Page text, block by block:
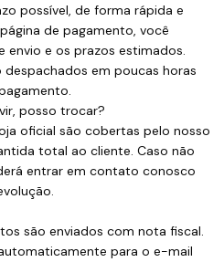
possível, de forma rápida e
de pagamento, você
envio e os prazos estimados.
despachados em poucas horas
posso trocar?
oficial são cobertas pelo nosso
total ao cliente. Caso não
entrar em contato conosco
são enviados com nota fiscal.
para o e-mail